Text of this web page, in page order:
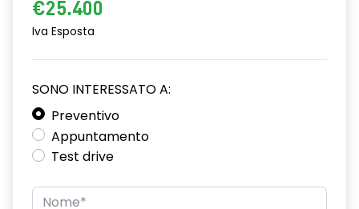
€25.400
Iva Esposta
SONO INTERESSATO A:
Preventivo
Appuntamento
Test drive